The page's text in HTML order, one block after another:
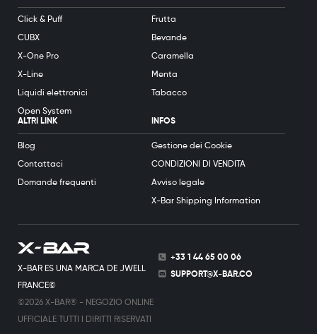
X-BAR ES UNA MARCA DE JWELL
FRANCE©
©2026 X-BAR® - NEGOZIO ONLINE
UFFICIALE TUTTI I DIRITTI RISERVATI
+33 1 44 65 00 06
SUPPORT@X-BAR.CO
Click & Puff
CUBX
X-One Pro
X-Line
Liquidi elettronici
Open System
Frutta
Bevande
Caramella
Menta
Tabacco
ALTRI LINK
Blog
Contattaci
Domande frequenti
INFOS
Gestione dei Cookie
CONDIZIONI DI VENDITA
Avviso legale
X-Bar Shipping Information